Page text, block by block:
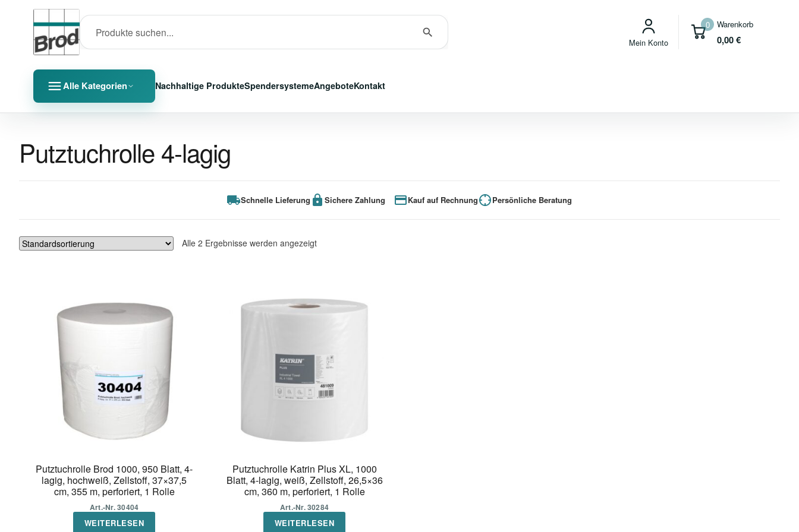
0 Warenkorb
0,00€
Mein Konto
Alle Kategorien Nachhaltige ProdukteSpendersystemeAngeboteKontakt
Putztuchrolle 4-lagig
Schnelle Lieferung Sichere Zahlung Kauf auf Rechnung Persönliche Beratung
Alle 2 Ergebnisse werden angezeigt
Putztuchrolle Brod 1000, 950 Blatt, 4-
lagig, hochweiß, Zellstoff, 37×37,5
cm, 355 m, perforiert, 1 Rolle
Art.-Nr. 30404
WEITERLESEN
Putztuchrolle Katrin Plus XL, 1000
Blatt, 4-lagig, weiß, Zellstoff, 26,5×36
cm, 360 m, perforiert, 1 Rolle
Art.-Nr. 30284
WEITERLESEN